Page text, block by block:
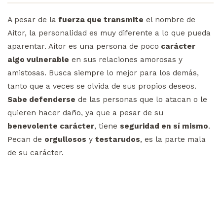
A pesar de la fuerza que transmite el nombre de
Aitor, la personalidad es muy diferente a lo que pueda
aparentar. Aitor es una persona de poco carácter
algo vulnerable en sus relaciones amorosas y
amistosas. Busca siempre lo mejor para los demás,
tanto que a veces se olvida de sus propios deseos.
Sabe defenderse de las personas que lo atacan o le
quieren hacer daño, ya que a pesar de su
benevolente carácter, tiene seguridad en sí mismo.
Pecan de orgullosos y testarudos, es la parte mala
de su carácter.